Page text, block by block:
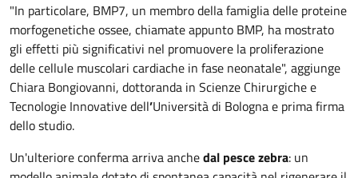
"In particolare, BMP7, un membro della famiglia delle proteine
morfogenetiche ossee, chiamate appunto BMP, ha mostrato
gli effetti più significativi nel promuovere la proliferazione
delle cellule muscolari cardiache in fase neonatale", aggiunge
Chiara Bongiovanni, dottoranda in Scienze Chirurgiche e
Tecnologie Innovative dell’Università di Bologna e prima firma
dello studio.
Un'ulteriore conferma arriva anchedal pesce zebra: un